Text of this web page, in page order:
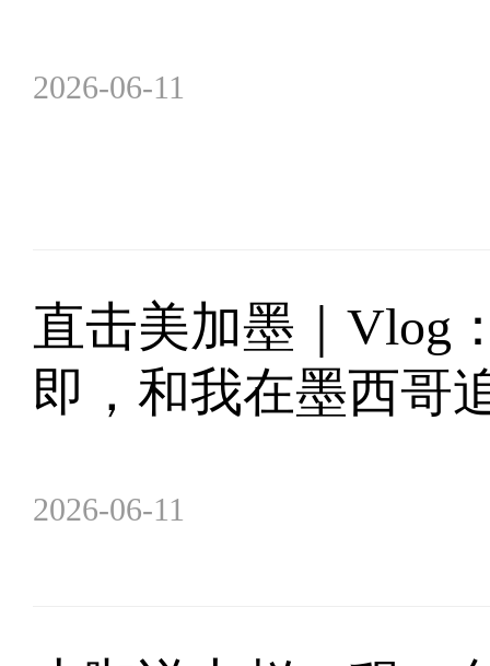
2026-06-11
直击美加墨｜Vlog
即，和我在墨西哥
2026-06-11